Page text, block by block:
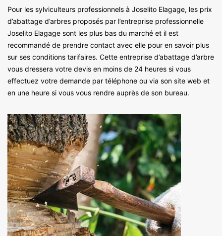
Pour les sylviculteurs professionnels à Joselito Elagage, les prix
d’abattage d’arbres proposés par l’entreprise professionnelle
Joselito Elagage sont les plus bas du marché et il est
recommandé de prendre contact avec elle pour en savoir plus
sur ses conditions tarifaires. Cette entreprise d’abattage d’arbre
vous dressera votre devis en moins de 24 heures si vous
effectuez votre demande par téléphone ou via son site web et
en une heure si vous vous rendre auprès de son bureau.